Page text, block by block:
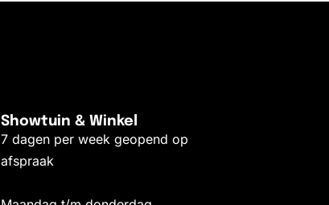
Showtuin & Winkel
7 dagen per week geopend op
afspraak